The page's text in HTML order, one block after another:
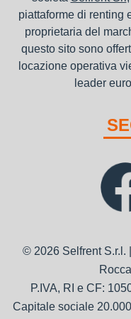
piattaforme di renting
proprietaria del
questo sito sono
locazione operativa
leader
© 2026 Selfrent S.r.l.
P.IVA, RI e CF:
Capitale sociale